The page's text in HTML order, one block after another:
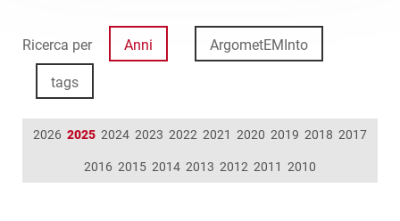
Ricerca per Anni ArgometEMInto
tags
2026 2025 2024 2023 2022 2021 2020 2019 2018 2017
2016 2015 2014 2013 2012 2011 2010